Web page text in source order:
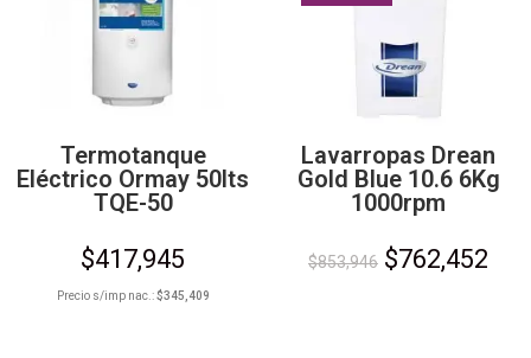
Termotanque
Eléctrico Ormay 50lts
TQE-50
$417,945
Precio s/imp nac.:$345,409
Lavarropas Drean
Gold Blue 10.6 6Kg
1000rpm
$853,946 $762,452